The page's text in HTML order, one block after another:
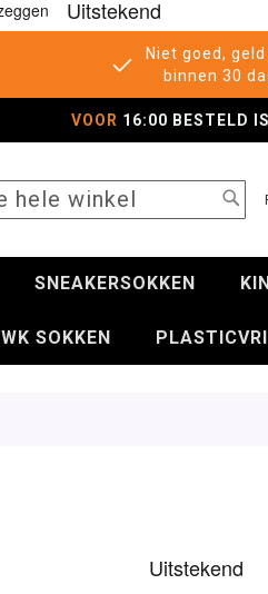
Niet goed,
binnen 30
VOOR 16:00 BESTELD IS
SNEAKERSOKKEN
WK SOKKEN